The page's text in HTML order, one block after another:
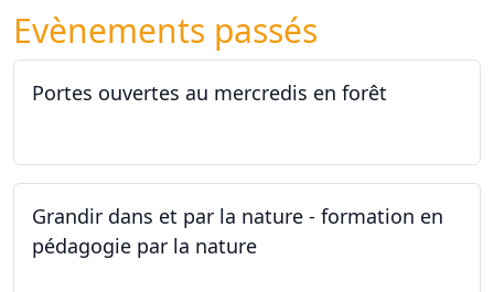
Evènements passés
Portes ouvertes au mercredis en forêt
Grandir dans et par la nature - formation en
pédagogie par la nature